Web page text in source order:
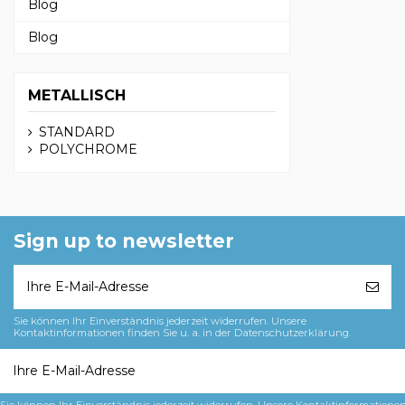
Blog
Blog
METALLISCH
STANDARD
POLYCHROME
Sign up to newsletter
Sie können Ihr Einverständnis jederzeit widerrufen. Unsere
Kontaktinformationen finden Sie u. a. in der Datenschutzerklärung.